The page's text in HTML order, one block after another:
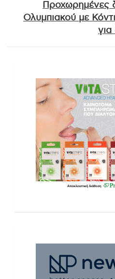
Προχωρημένες
Ολυμπιακού με
για